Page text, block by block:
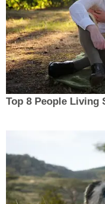
Top 8 People Living